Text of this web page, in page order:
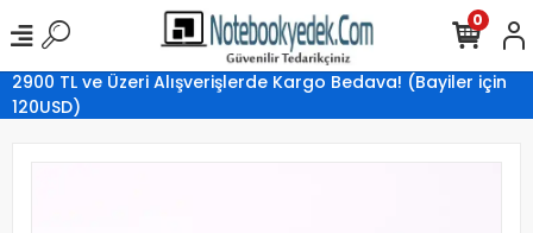
2900 TL ve Üzeri Alışverişlerde Kargo Bedava! (Bayiler için
120USD)
0